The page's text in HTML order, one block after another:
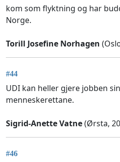
kom som flyktning og har
Norge.
Torill Josefine Norhagen
#44
UDI kan heller gjere jobben
menneskerettane.
Sigrid-Anette Vatne(Ørsta,
#46